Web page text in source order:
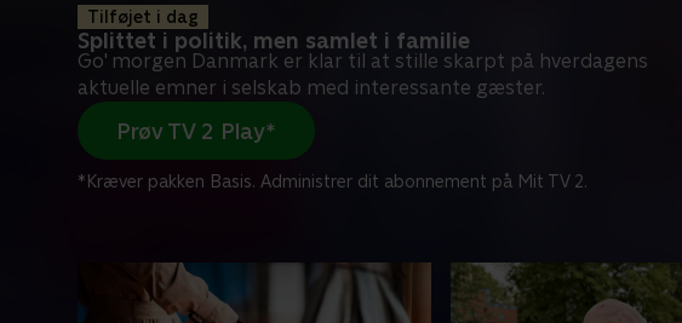
Tilføjet i dag
Splittet i politik, men samlet i familie
Go' morgen Danmark er klar til at stille skarpt på hverdagens
aktuelle emner i selskab med interessante gæster.
Prøv TV 2 Play*
*Kræver pakken Basis. Administrer dit abonnement på Mit TV 2.